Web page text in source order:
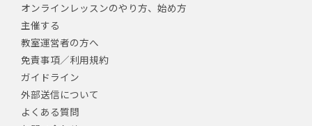
オンラインレッスンのやり方、始め方
主催する
教室運営者の方へ
免責事項／利用規約
ガイドライン
外部送信について
よくある質問